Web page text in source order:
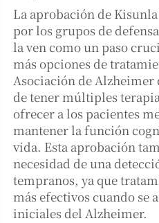
La aprobación de
por los grupos de
la ven como un paso
más opciones de
Asociación de
de tener múltiples
ofrecer a los pacientes
mantener la función
vida. Esta aprobación
necesidad de una
tempranos, ya que
más efectivos cuando se
iniciales del Alzheimer​.